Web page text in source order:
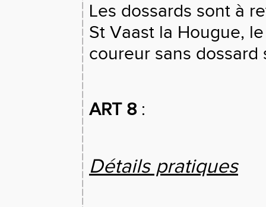
Les dossards sont à
St Vaast la Hougue,
coureur sans dossard
ART 8:
Détails pratiques